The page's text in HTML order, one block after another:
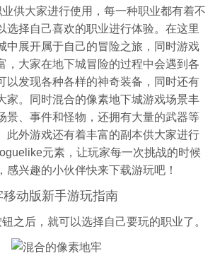
供大家进行使用，每一种职业都有着不
选择自己喜欢的职业进行体验。在这里
中展开属于自己的冒险之旅，同时游戏
，大家在地下城冒险的过程中会遇到各
以发现各种各样的神奇装备，同时还有
家。同时混合的像素地下城游戏场景丰
景、事件和怪物，还拥有大量的武器等
此外游戏还有着丰富的副本供大家进行
元素，让玩家每一次挑战的时候
感兴趣的小伙伴快来下载游玩吧！
动版新手游玩指南
之后，就可以选择自己要玩的职业了。